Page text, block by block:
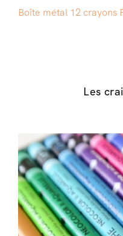
Boîte métal 12 crayons
Les